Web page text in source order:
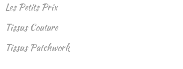
Les Petits Prix
Tissus Couture
Tissus Patchwork